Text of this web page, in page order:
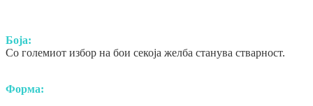
Боја:
Со големиот избор на бои секоја желба станува стварност.
Форма: